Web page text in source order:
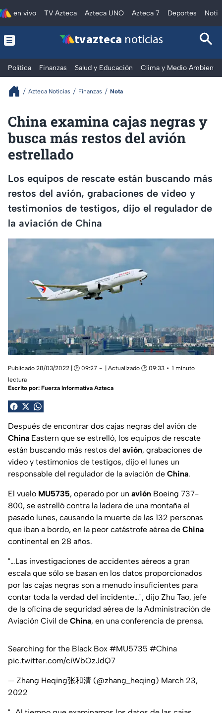
en vivo TV Azteca Azteca UNO Azteca 7 Deportes
tv azteca noticias
Política Finanzas Salud y Educación Clima y Medio Ambiente
Azteca Noticias Finanzas Nota
China examina cajas negras y
busca más restos del avión
estrellado
Los equipos de rescate están buscando más
restos del avión, grabaciones de video y
testimonios de testigos, dijo el regulador de
la aviación de China
Publicado 28/03/2022 | 🕑 09:27 | Actualizado 🕑 09:33
1 minuto
lectura
Escrito por: Fuerza Informativa Azteca
Después de encontrar dos cajas negras del avión de
China Eastern que se estrelló, los equipos de rescate
están buscando más restos del avión, grabaciones de
video y testimonios de testigos, dijo el lunes un
responsable del regulador de la aviación de China.
El vuelo MU5735, operado por un avión Boeing 737-
800, se estrelló contra la ladera de una montaña el
pasado lunes, causando la muerte de las 132 personas
que iban a bordo, en la peor catástrofe aérea de China
continental en 28 años.
"…Las investigaciones de accidentes aéreos a gran
escala que sólo se basan en los datos proporcionados
por las cajas negras son a menudo insuficientes para
contar toda la verdad del incidente…", dijo Zhu Tao, jefe
de la oficina de seguridad aérea de la Administración de
Aviación Civil de China, en una conferencia de prensa.
Searching for the Black Box #MU5735 #China
pic.twitter.com/ciWbOzJdQ7
— Zhang Heqing张和清 (@zhang_heqing) March 23,
2022